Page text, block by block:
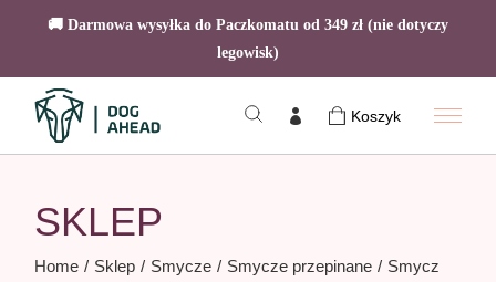
🚚 Darmowa wysyłka do Paczkomatu od 349 zł (nie dotyczy
legowisk)
content
Koszyk
SKLEP
Home Sklep Smycze Smycze przepinane
Smycz